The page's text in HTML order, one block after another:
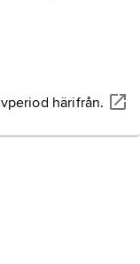
härifrån.